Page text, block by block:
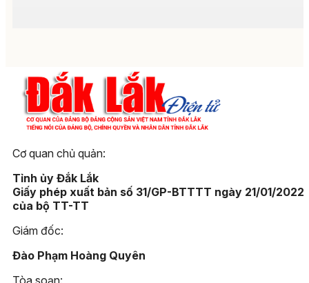
Cơ quan chủ quản:
Tỉnh ủy Đắk Lắk
Giấy phép xuất bản số 31/GP-BTTTT ngày 21/01/2022
của bộ TT-TT
Giám đốc:
Đào Phạm Hoàng Quyên
Tòa soạn: